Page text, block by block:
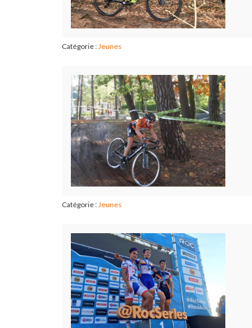
Catégorie :Jeunes
Catégorie :Jeunes